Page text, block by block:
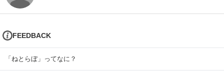
FEEDBACK
「ねとらぼ」ってなに？